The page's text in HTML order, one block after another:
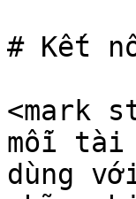
# Kết
<mark
mỗi tài
dùng